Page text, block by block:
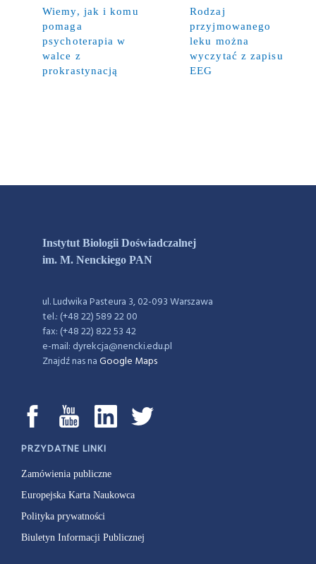
Wiemy, jak i komu
pomaga
psychoterapia w
walce z
prokrastynacją
Rodzaj
przyjmowanego
leku można
wyczytać z zapisu
EEG
Instytut Biologii Doświadczalnej
im. M. Nenckiego PAN
ul. Ludwika Pasteura 3, 02-093 Warszawa
tel.: (+48 22) 589 22 00
fax: (+48 22) 822 53 42
e-mail: dyrekcja@nencki.edu.pl
Znajdź nas naGoogle Maps
PRZYDATNE LINKI
Zamówienia publiczne
Europejska Karta Naukowca
Polityka prywatności
Biuletyn Informacji Publicznej